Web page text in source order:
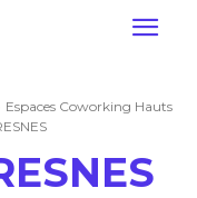
Espaces Coworking Hauts